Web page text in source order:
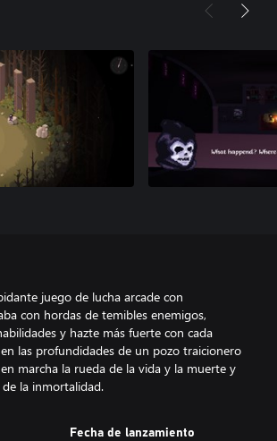
juego de lucha arcade con
con hordas de temibles enemigos,
y hazte más fuerte con cada
las profundidades de un pozo traicionero
marcha la rueda de la vida y la muerte y
la inmortalidad.
Fecha de lanzamiento